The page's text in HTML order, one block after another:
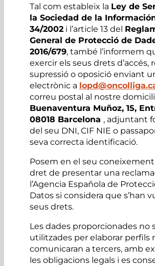
Tal com estableix la Ley de
la Sociedad de la
34/2002i l’article 13 del
General de Protecció de
2016/679, també l’informem
exercir els seus drets d’accés,
supressió o oposició enviant
electrònic a
correu postal al nostre domicili
Buenaventura Muñoz, 15,
08018 Barcelona , adjuntant
del seu DNI, CIF NIE o
seva correcta identificació.
Posem en el seu
dret de presentar una
l’Agencia Española de
Datos si considera que s’han
seus drets.
Les dades proporcionades no
utilitzades per elaborar perfils
comunicaran a tercers, amb
les obligacions legals i es